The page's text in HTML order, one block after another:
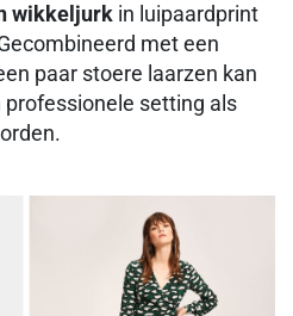
wikkeljurk in luipaardprint
met een
paar stoere laarzen kan
setting als